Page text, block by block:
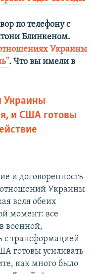
по телефону с
Блинкеном.
Украины
. Что вы имели в
Украины
и США готовы
и договоренность
отношений Украины
воля обеих
момент: все
военной,
трансформацией –
готовы усиливать
как много было